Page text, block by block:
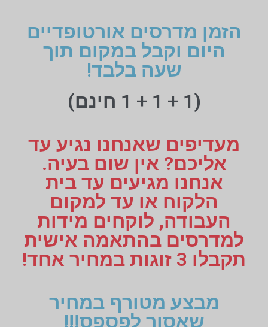
הזמן מדרסים אורטופדיים
היום וקבל במקום תוך
שעה בלבד!
(1 + 1 + 1 חינם)
מעדיפים שאנחנו נגיע עד
אליכם? אין שום בעיה.
אנחנו מגיעים עד בית
הלקוח או עד למקום
העבודה, לוקחים מידות
למדרסים בהתאמה אישית
תקבלו 3 זוגות במחיר אחד!
מבצע מטורף במחיר
שאסור לפספס!!!